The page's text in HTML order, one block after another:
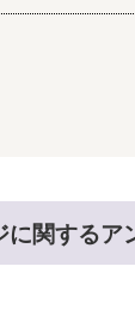
に関するア